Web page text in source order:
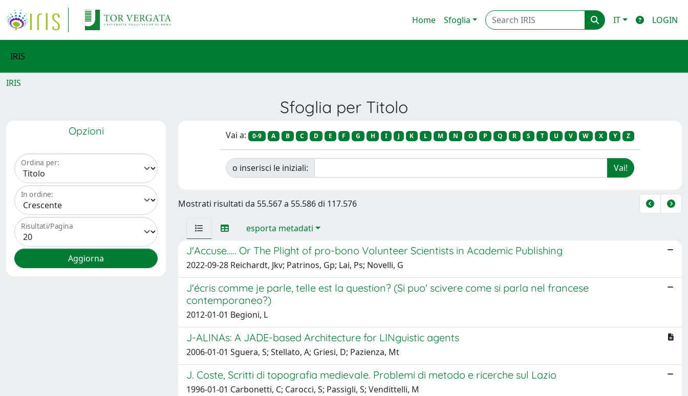
Home Sfoglia IT LOGIN
IRIS
IRIS
Sfoglia per Titolo
Opzioni
Ordina per:
In ordine:
Risultati/Pagina
Vai a: 0-9 A B C D E F G H I J K L M N O P Q R S T U V W X Y Z
o inserisci le iniziali:
Mostrati risultati da 55.567 a 55.586 di 117.576
esporta metadati
J'Accuse….. Or The Plight of pro-bono Volunteer Scientists in Academic Publishing
2022-09-28 Reichardt, Jkv; Patrinos, Gp; Lai, Ps; Novelli, G
J'écris comme je parle, telle est la question? (Si puo' scivere come si parla nel francese
contemporaneo?)
2012-01-01 Begioni, L
J-ALINAs: A JADE-based Architecture for LINguistic agents
2006-01-01 Sguera, S; Stellato, A; Griesi, D; Pazienza, Mt
J. Coste, Scritti di topografia medievale. Problemi di metodo e ricerche sul Lazio
1996-01-01 Carbonetti, C; Carocci, S; Passigli, S; Vendittelli, M